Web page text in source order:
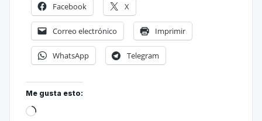
Facebook X
Correo electrónico Imprimir
WhatsApp Telegram
Me gusta esto: